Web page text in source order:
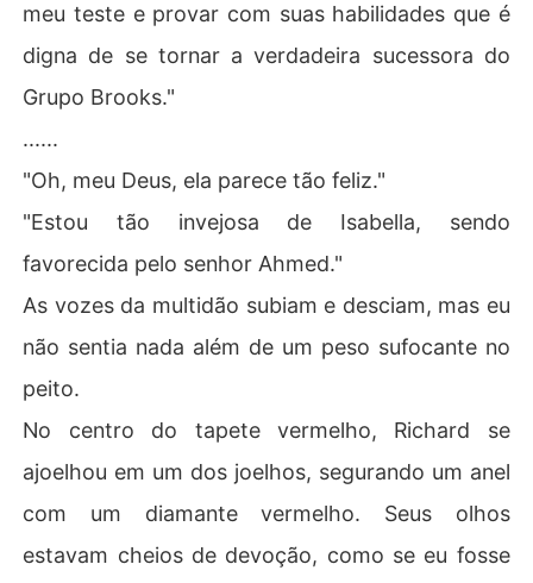
meu teste e provar com suas habilidades que é
digna de se tornar a verdadeira sucessora do
Grupo Brooks."
......
"Oh, meu Deus, ela parece tão feliz."
"Estou tão invejosa de Isabella, sendo
favorecida pelo senhor Ahmed."
As vozes da multidão subiam e desciam, mas eu
não sentia nada além de um peso sufocante no
peito.
No centro do tapete vermelho, Richard se
ajoelhou em um dos joelhos, segurando um anel
com um diamante vermelho. Seus olhos
estavam cheios de devoção, como se eu fosse